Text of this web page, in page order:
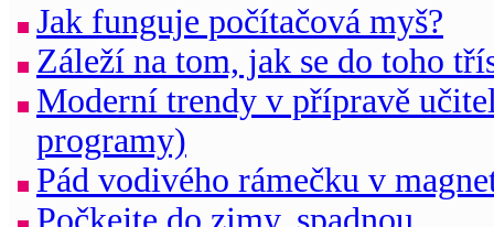
Jak funguje počítačová myš?
Záleží na tom, jak se do toho
Moderní trendy v přípravě
programy)
Pád vodivého rámečku v